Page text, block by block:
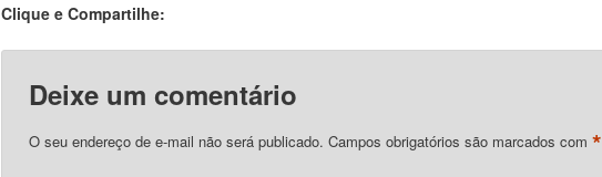
Clique e Compartilhe:
Deixe um comentário
O seu endereço de e-mail não será publicado. Campos obrigatórios são marcados com*